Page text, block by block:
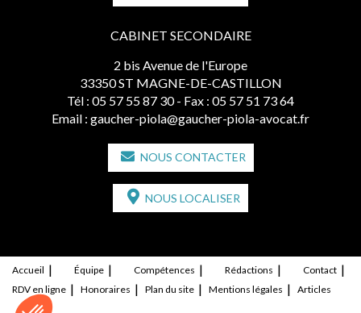
CABINET SECONDAIRE
2 bis Avenue de l'Europe
33350 ST MAGNE-DE-CASTILLON
Tél : 05 57 55 87 30 - Fax : 05 57 51 73 64
Email : gaucher-piola@gaucher-piola-avocat.fr
NOUS CONTACTER
NOUS LOCALISER
Accueil Équipe Compétences Rédactions
Contact
RDV en ligne
Honoraires Plan du site Mentions légales Articles